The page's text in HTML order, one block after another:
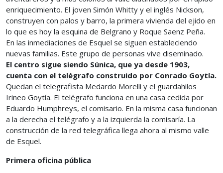
enriquecimiento. El joven Simón Whitty y el inglés Nickson,
construyen con palos y barro, la primera vivienda del ejido en
lo que es hoy la esquina de Belgrano y Roque Saenz Peña.
En las inmediaciones de Esquel se siguen estableciendo
nuevas familias. Este grupo de personas vive diseminado.
El centro sigue siendo Súnica, que ya desde 1903,
cuenta con el telégrafo construido por Conrado Goytía.
Quedan el telegrafista Medardo Morelli y el guardahilos
Irineo Goytía. El telégrafo funciona en una casa cedida por
Eduardo Humphreys, el comisario. En la misma casa funcionan
a la derecha el telégrafo y a la izquierda la comisaría. La
construcción de la red telegráfica llega ahora al mismo valle
de Esquel.
Primera oficina pública